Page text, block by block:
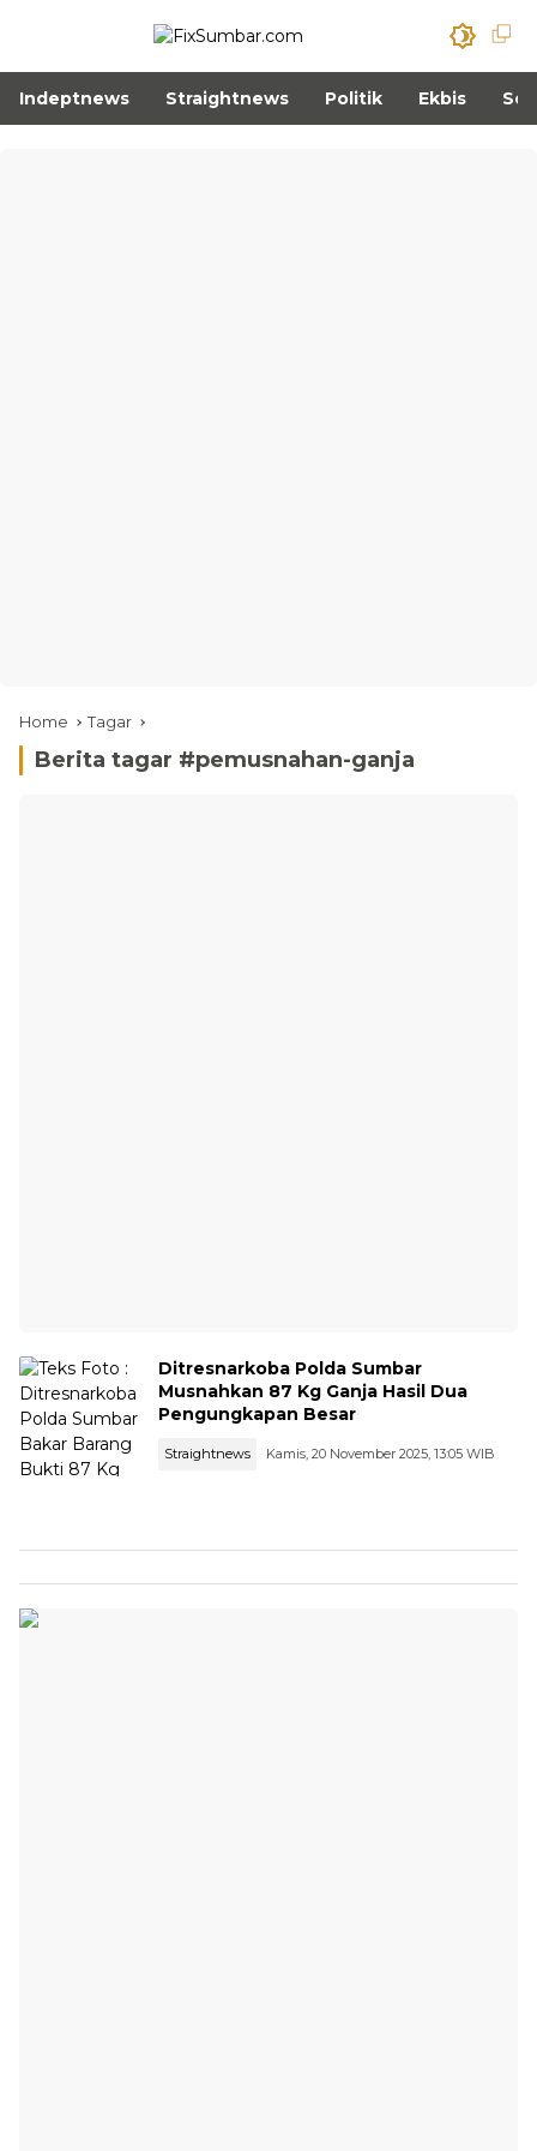
Indeptnews Straightnews Politik Ekbis
Home Tagar
Berita tagar #pemusnahan-ganja
Ditresnarkoba Polda Sumbar
Musnahkan 87 Kg Ganja Hasil Dua
Pengungkapan Besar
Straightnews Kamis, 20 November 2025, 13:05 WIB